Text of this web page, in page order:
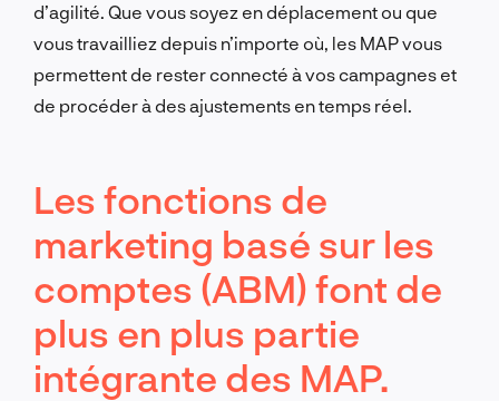
d’agilité. Que vous soyez en déplacement ou que
vous travailliez depuis n’importe où, les MAP vous
permettent de rester connecté à vos campagnes et
de procéder à des ajustements en temps réel.
Les fonctions de
marketing basé sur les
comptes (ABM) font de
plus en plus partie
intégrante des MAP.